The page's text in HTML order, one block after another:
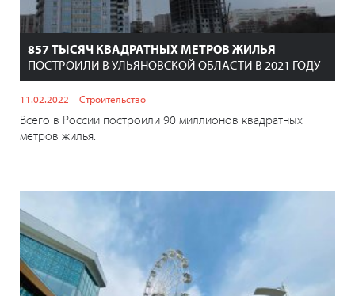
857 ТЫСЯЧ КВАДРАТНЫХ МЕТРОВ ЖИЛЬЯ
ПОСТРОИЛИ В УЛЬЯНОВСКОЙ ОБЛАСТИ В 2021 ГОДУ
11.02.2022 Строительство
Всего в России построили 90 миллионов квадратных
метров жилья.